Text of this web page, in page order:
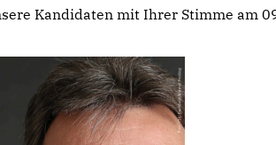
Kandidaten mit Ihrer Stimme am